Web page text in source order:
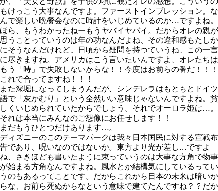
もけっこう大事なんですよ。ファーストインプレッション。な
んで楽しい晩餐会なのに時計をいじめているのか…ですよね。
ほら、もうわかったねーもうヤバイヤバイ。だからオレの親が
思うことっていうのは年の功なんだよね、その違和感もたしか
にそうなんだけれど。日頃から疑問を持つていうね、この一言
に尽きますね。アメリカはこう言いたいんですよ、オレたちは
もう「時」で失敗しないからな！！今度はお前らの番だ！！！
これで合ってますね！！！
また深堀になってしまうんだが、シンデレラはもともとドイツ
語で「灰かむり」という全然いい意味じゃないんですよね。貧
しくいじめられていたからでしょう。それでオーロラ姫は…。
それは本当にみんなのご想像にお任せします！！
まだもうひとつだけあります…。
ディズニーのこのテーマパークは我々日本国民に対する宣戦布
告であり、呪いなのではないか。東方より光が差し…ですよ
ね、さきほども書いたように東っていうのは大事な方角で物事
が始まる方角なんですよね。風水とか結構気にしているってい
うのもあるってことです。だからこれから日本の未来は暗いか
らな、お前ら死ぬからなという意味で建てたんですね？？だか